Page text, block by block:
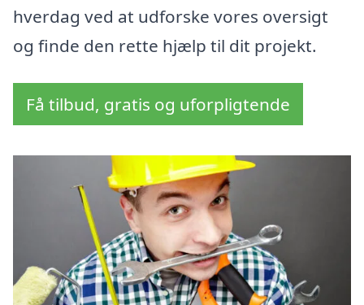
hverdag ved at udforske vores oversigt
og finde den rette hjælp til dit projekt.
Få tilbud, gratis og uforpligtende